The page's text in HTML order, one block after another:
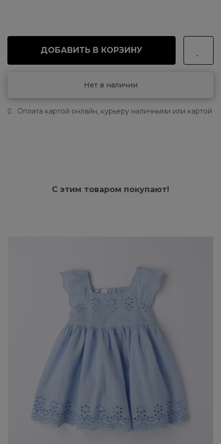
ДОБАВИТЬ В КОРЗИНУ
Нет в наличии
Оплата картой онлайн, курьеру наличными или картой
С этим товаром покупают!